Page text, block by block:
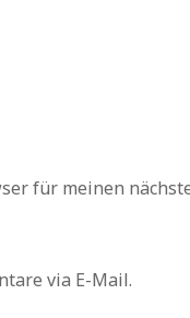
für meinen
via E-Mail.